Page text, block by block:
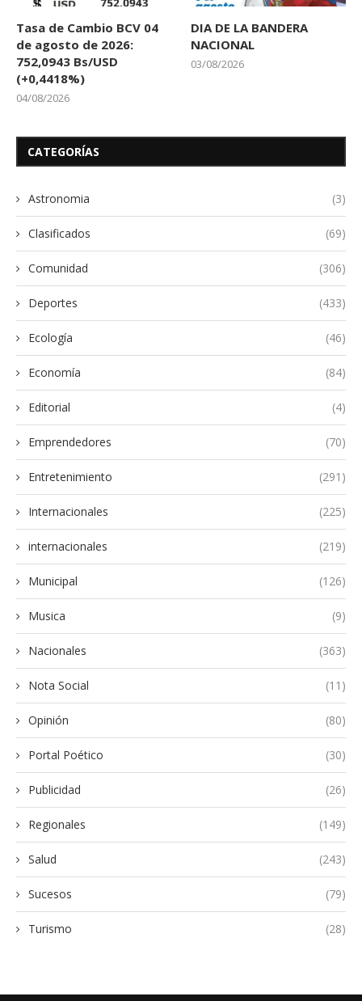
Tasa de Cambio BCV 04
de agosto de 2026:
752,0943 Bs/USD
(+0,4418%)
04/08/2026
DIA DE LA BANDERA
NACIONAL
03/08/2026
CATEGORÍAS
Astronomia (3)
Clasificados (69)
Comunidad (306)
Deportes (433)
Ecología (46)
Economía (84)
Editorial (4)
Emprendedores (70)
Entretenimiento (291)
Internacionales (225)
internacionales (219)
Municipal (126)
Musica (9)
Nacionales (363)
Nota Social (11)
Opinión (80)
Portal Poético (30)
Publicidad (26)
Regionales (149)
Salud (243)
Sucesos (79)
Turismo (28)